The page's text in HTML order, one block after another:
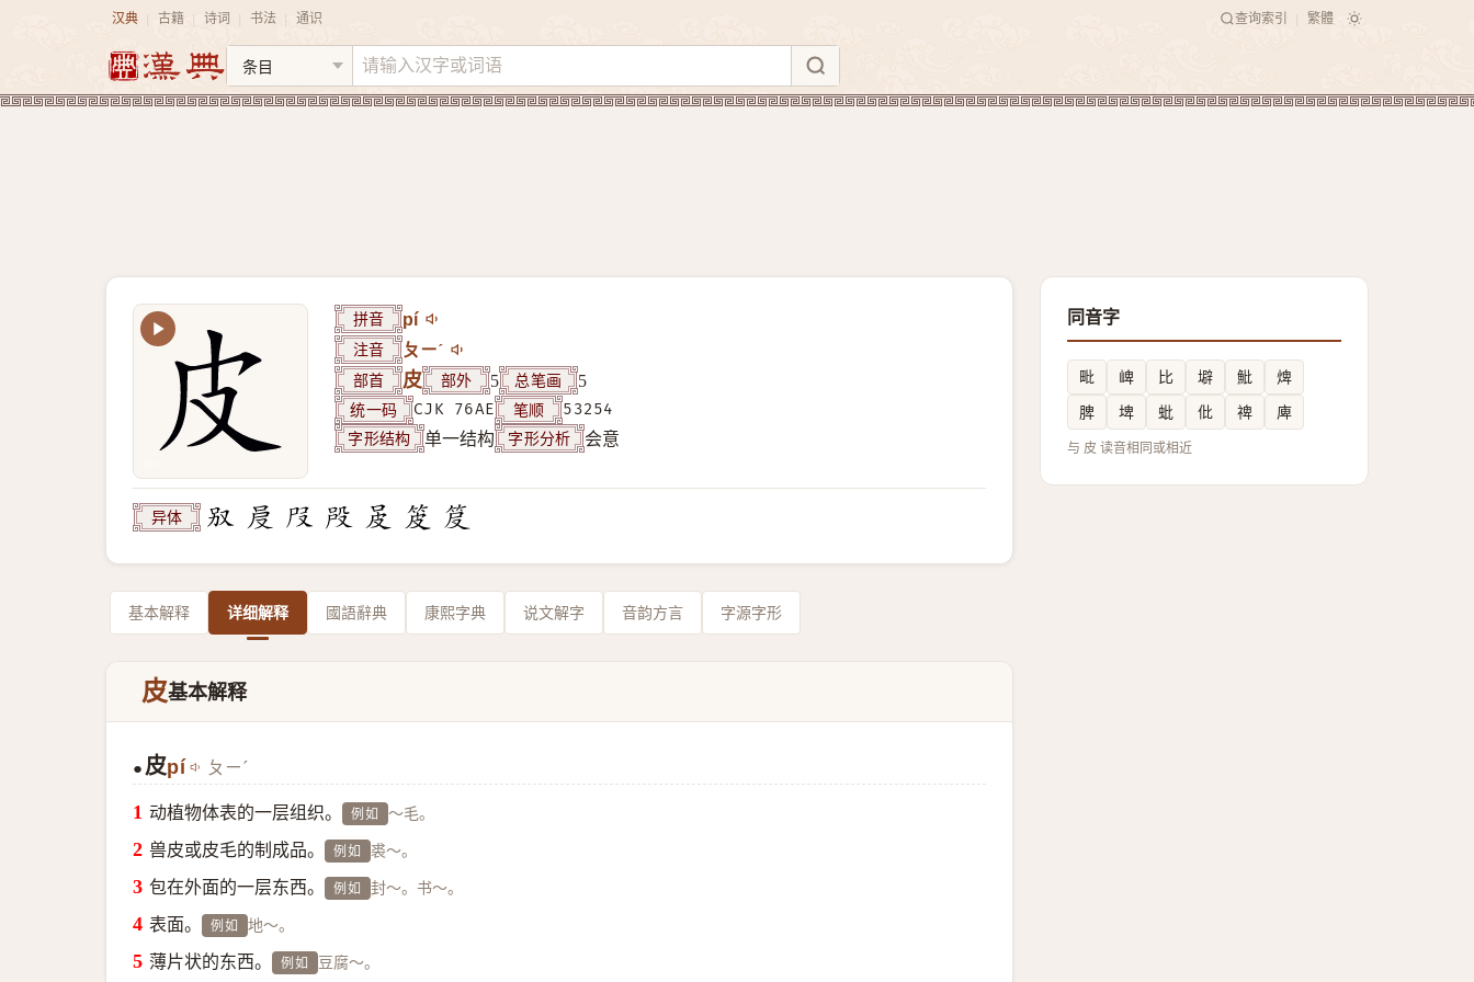
汉典 古籍 诗词 书法 通识 查询索引 繁體
拼音 pí
注音 ㄆㄧˊ
部首 皮 部外 5 总笔画 5
统一码 CJK 76AE 笔顺 53254
字形结构 单一结构 字形分析 会意
异体
基本解释 详细解释 國語辭典 康熙字典 说文解字 音韵方言 字源字形
皮基本解释
● 皮pí ㄆㄧˊ
动植物体表的一层组织。 例如 ～毛。
兽皮或皮毛的制成品。 例如 裘～。
包在外面的一层东西。 例如 封～。书～。
表面。 例如 地～。
薄片状的东西。 例如 豆腐～。
同音字
毗 崥 比 壀 魮
焷
脾
埤 蚍 仳 禆 庳
与 皮 读音相同或相近